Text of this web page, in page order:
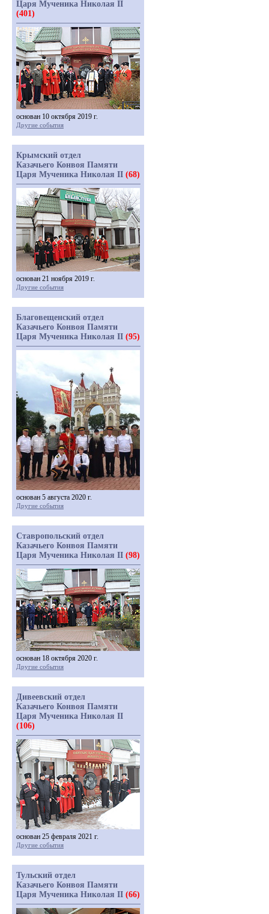
Царя Мученика Николая II
(401)
основан 10 октября 2019 г.
Другие события
Крымский отдел
Казачьего Конвоя Памяти
Царя Мученика Николая II (68)
основан 21 ноября 2019 г.
Другие события
Благовещенский отдел
Казачьего Конвоя Памяти
Царя Мученика Николая II (95)
основан 5 августа 2020 г.
Другие события
Ставропольский отдел
Казачьего Конвоя Памяти
Царя Мученика Николая II (98)
основан 18 октября 2020 г.
Другие события
Дивеевский отдел
Казачьего Конвоя Памяти
Царя Мученика Николая II
(106)
основан 25 февраля 2021 г.
Другие события
Тульский отдел
Казачьего Конвоя Памяти
Царя Мученика Николая II (66)